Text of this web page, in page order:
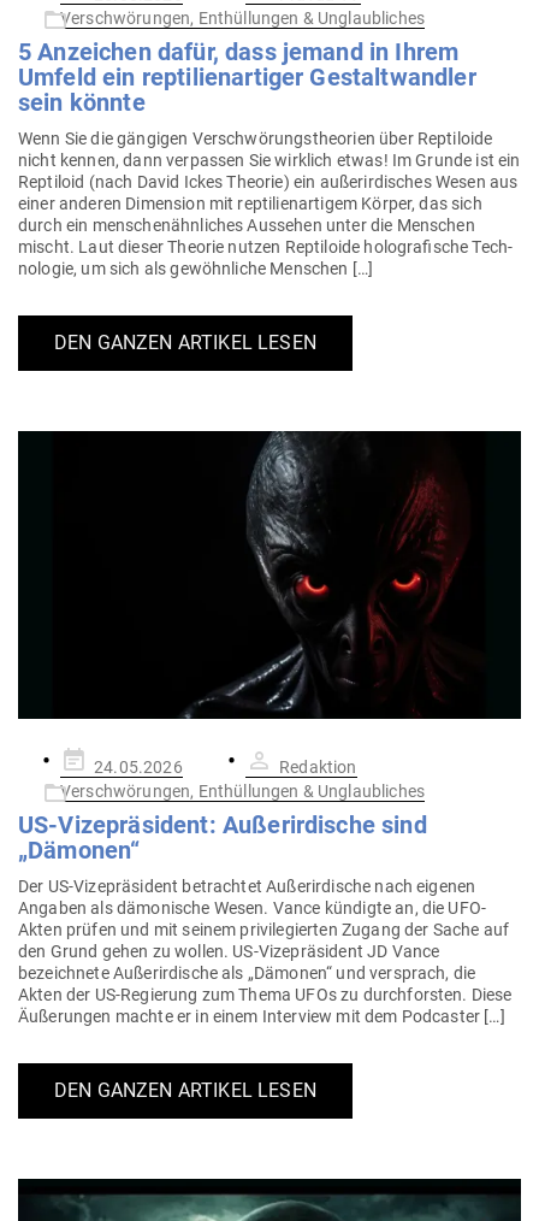
am
Verschwörungen, Enthüllungen & Unglaubliches
5 Anzeichen dafür, dass jemand in Ihrem
Umfeld ein rep­ti­li­en­ar­tiger Gestalt­wandler
sein könnte
Wenn Sie die gän­gigen Ver­schwö­rungs­theorien über Rep­ti­loide
nicht kennen, dann ver­passen Sie wirklich etwas! Im Grunde ist ein
Rep­tiloid (nach David Ickes Theorie) ein außer­ir­di­sches Wesen aus
einer anderen Dimension mit rep­ti­li­en­ar­tigem Körper, das sich
durch ein men­schen­ähn­liches Aus­sehen unter die Men­schen
mischt. Laut dieser Theorie nutzen Rep­ti­loide holo­gra­fische Tech­
no­logie, um sich als gewöhn­liche Menschen […]
DEN GANZEN ARTIKEL LESEN
Gepostet
am
24.05.2026
Redaktion
Verschwörungen, Enthüllungen & Unglaubliches
US-Vize­prä­sident: Außer­ir­dische sind
„Dämonen“
Der US-Vize­prä­­sident betrachtet Außer­ir­dische nach eigenen
Angaben als dämo­nische Wesen. Vance kün­digte an, die UFO-
Akten prüfen und mit seinem pri­vi­le­gierten Zugang der Sache auf
den Grund gehen zu wollen. US-Vize­prä­­sident JD Vance
bezeichnete Außer­ir­dische als „Dämonen“ und ver­sprach, die
Akten der US-Regierung zum Thema UFOs zu durch­forsten. Diese
Äuße­rungen machte er in einem Interview mit dem Podcaster […]
DEN GANZEN ARTIKEL LESEN